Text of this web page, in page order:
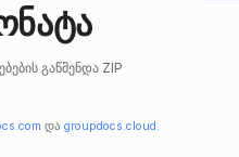
გაწმენდა ZIP
და groupdocs.cloud .